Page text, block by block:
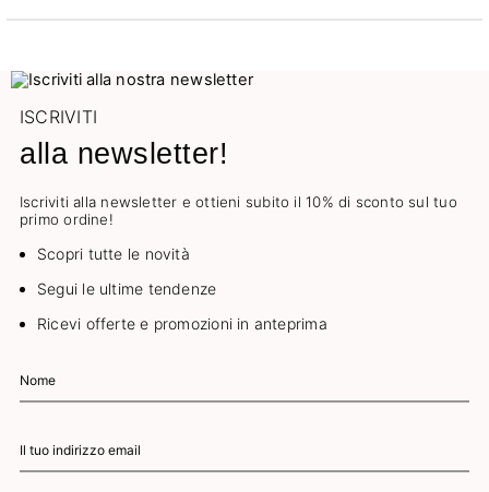
ISCRIVITI
alla newsletter!
Iscriviti alla newsletter e ottieni subito il 10% di sconto sul tuo
primo ordine!
Scopri tutte le novità
Segui le ultime tendenze
Ricevi offerte e promozioni in anteprima